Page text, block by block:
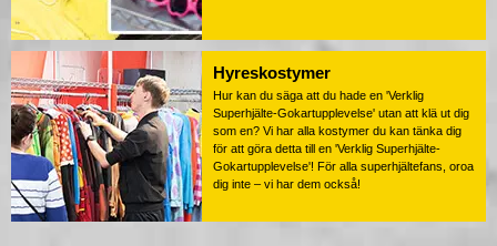
Hyreskostymer
Hur kan du säga att du hade en 'Verklig
Superhjälte-Gokartupplevelse' utan att klä ut dig
som en? Vi har alla kostymer du kan tänka dig
för att göra detta till en 'Verklig Superhjälte-
Gokartupplevelse'! För alla superhjältefans, oroa
dig inte – vi har dem också!